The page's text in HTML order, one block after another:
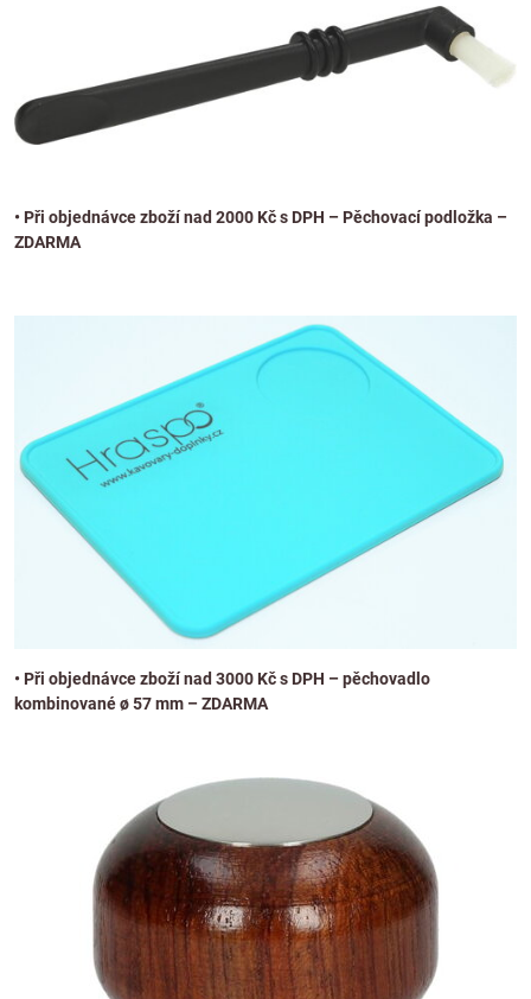
• Při objednávce zboží nad 2000 Kč s DPH – Pěchovací podložka –
ZDARMA
• Při objednávce zboží nad 3000 Kč s DPH – pěchovadlo
kombinované ø 57 mm – ZDARMA